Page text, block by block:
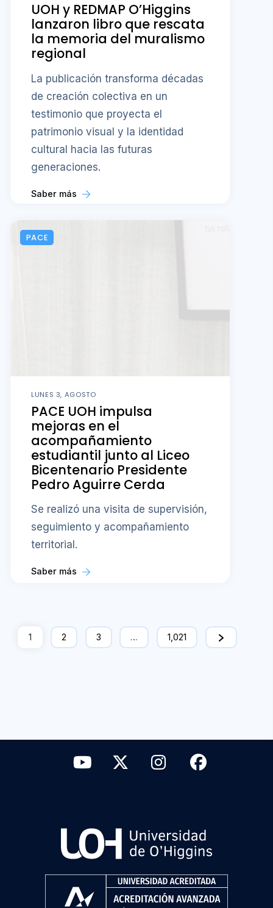
UOH y REDMAP O’Higgins
lanzaron libro que rescata
la memoria del muralismo
regional
La publicación transforma décadas
de creación colectiva en un
testimonio que proyecta el
patrimonio visual y la identidad
cultural hacia las futuras
generaciones.
Saber más
PACE
LUNES 3, AGOSTO
PACE UOH impulsa
mejoras en el
acompañamiento
estudiantil junto al Liceo
Bicentenario Presidente
Pedro Aguirre Cerda
Se realizó una visita de supervisión,
seguimiento y acompañamiento
territorial.
Saber más
1 2 3 … 1,021